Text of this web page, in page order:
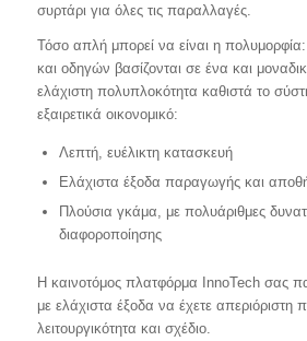
συρτάρι για όλες τις παραλλαγές.
Τόσο απλή μπορεί να είναι η
και οδηγών βασίζονται σε ένα και
ελάχιστη πολυπλοκότητα καθιστά το
εξαιρετικά οικονομικό:
Λεπτή, ευέλικτη κατασκευή
Ελάχιστα έξοδα παραγωγής και
Πλούσια γκάμα, με πολυάριθμες
διαφοροποίησης
Η καινοτόμος πλατφόρμα InnoTech σας
με ελάχιστα έξοδα να έχετε απεριόριστη
λειτουργικότητα και σχέδιο.